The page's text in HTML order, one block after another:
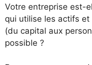
Votre entreprise est-
qui utilise les actifs et
(du capital aux
possible ?